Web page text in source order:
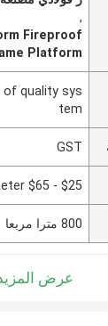
,
Fireproof
Platform
of quality sys
tem
GST
$25 - $65 per square meter
800 مترا مربعا
عرض